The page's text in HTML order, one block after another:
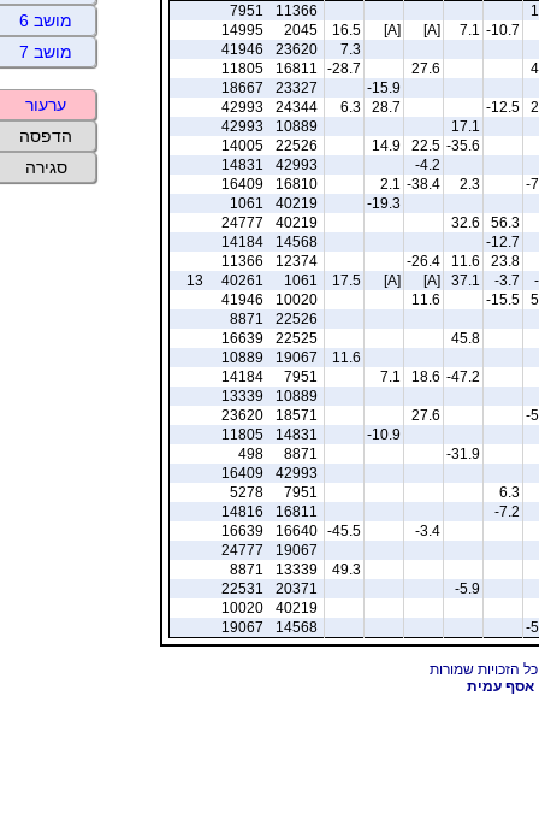
11366
7951
-10.7
7.1
[A]
[A]
16.5
2045
14995
7.3
23620
41946
27.6
-28.7
16811
11805
-15.9
23327
18667
-12.5
28.7
6.3
24344
42993
17.1
10889
42993
-35.6
22.5
14.9
22526
14005
-4.2
42993
14831
-
2.3
-38.4
2.1
16810
16409
-19.3
40219
1061
56.3
32.6
40219
24777
-12.7
14568
14184
23.8
11.6
-26.4
12374
11366
-3.7
37.1
[A]
[A]
17.5
1061
40261
13
-15.5
11.6
10020
41946
22526
8871
45.8
22525
16639
11.6
19067
10889
-47.2
18.6
7.1
7951
14184
10889
13339
-
27.6
18571
23620
-10.9
14831
11805
-31.9
8871
498
42993
16409
6.3
7951
5278
-7.2
16811
14816
-3.4
-45.5
16640
16639
19067
24777
49.3
13339
8871
-5.9
20371
22531
40219
10020
-
14568
19067
אסף עמית
מושב 6
מושב 7
ערעור
הדפסה
סגירה